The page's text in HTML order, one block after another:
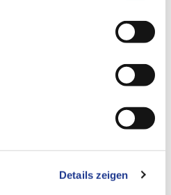
Details zeigen
in Mainz zu treffen!